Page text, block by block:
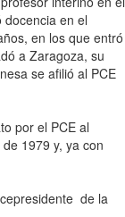
en el
en los que entró
a Zaragoza, su
se afilió al PCE
por el PCE al
1979 y, ya con
de la